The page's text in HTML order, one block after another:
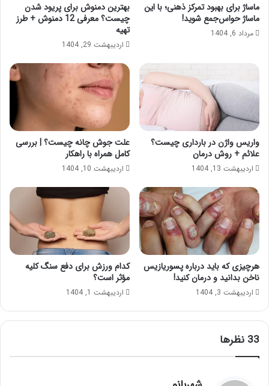
ماساژ برای بهبود تمرکز ذهنی؛ با این
ماساژ حواس‌جمع شوید!
مرداد 6, 1404
بهترین دمنوش برای پریود شدن
چیست؟ معرفی 12 دمنوش + طرز
تهیه
اردیبهشت 29, 1404
واریس واژن در بارداری چیست؟
علائم + روش درمان
اردیبهشت 13, 1404
علت جوش چانه چیست؟ | بررسی
کامل همراه با راهکار
اردیبهشت 10, 1404
هرچیزی که باید درباره پسوریازیس
ناخن بدانید و درمان کنید!
اردیبهشت 3, 1404
کدام ورزش برای دفع سنگ کلیه
مؤثر است؟
اردیبهشت 1, 1404
‫33 نظرها